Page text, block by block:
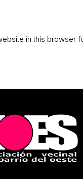
in this browser